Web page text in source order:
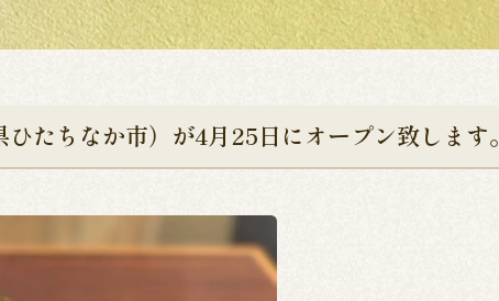
たちなか市）が4月25日にオープン致します。